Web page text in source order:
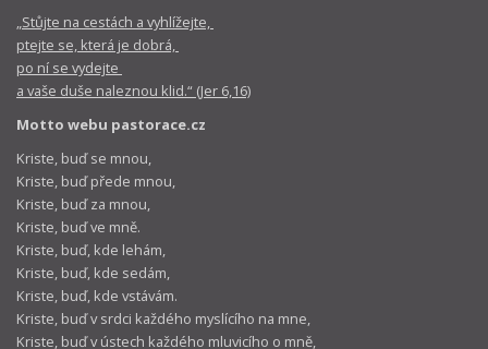
„Stůjte na cestách a vyhlížejte,
ptejte se, která je dobrá,
po ní se vydejte
a vaše duše naleznou klid.“ (Jer 6,16)
Motto webu pastorace.cz
Kriste, buď se mnou,
Kriste, buď přede mnou,
Kriste, buď za mnou,
Kriste, buď ve mně.
Kriste, buď, kde lehám,
Kriste, buď, kde sedám,
Kriste, buď, kde vstávám.
Kriste, buď v srdci každého myslícího na mne,
Kriste, buď v ústech každého mluvicího o mně,